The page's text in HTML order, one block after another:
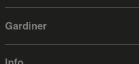
Gardiner